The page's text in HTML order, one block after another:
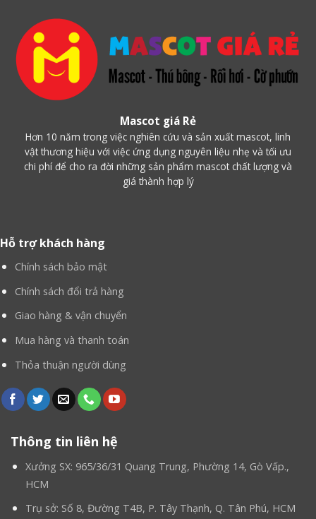
Lời kết:
Là một doanh nghiệp trong bất kì ngành nghề nào.
Việc chạy quảng cáo và thu hút khách hàng vẫn là yếu
tố quan trọng hơn cả. Còn gì tuyệt hơn, khi đã có
Mascot Gía Rẻ cung cấp những gì bạn cần. Là nơi được
các doanh nghiệp lớn tin tưởng và ủng hộ. Còn gì tuyệt
Mascot giá Rẻ
Hơn 10 năm trong việc nghiên cứu và sản xuất mascot, linh
vật thương hiệu với việc ứng dụng nguyên liệu nhẹ và tối ưu
chi phí để cho ra đời những sản phẩm mascot chất lượng và
giá thành hợp lý
Hỗ trợ khách hàng
Chính sách bảo mật
Chính sách đổi trả hàng
Giao hàng & vận chuyển
Mua hàng và thanh toán
Thỏa thuận người dùng
Thông tin liên hệ
Xưởng SX: 965/36/31 Quang Trung, Phường 14, Gò Vấp.,
HCM
Trụ sở: Số 8, Đường T4B, P. Tây Thạnh, Q. Tân Phú, HCM